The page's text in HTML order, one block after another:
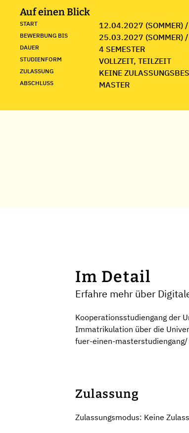
Auf einen Blick
START 12.04.2027 (SOMMER)
BEWERBUNG BIS 25.03.2027 (SOMMER)
DAUER 4 SEMESTER
STUDIENFORM VOLLZEIT, TEILZEIT
ZULASSUNG KEINE
ABSCHLUSS MASTER
Im Detail
Erfahre mehr über
Kooperationsstudiengang der
Immatrikulation über die
fuer-einen-masterstudiengang/
Zulassung
Zulassungsmodus: Keine